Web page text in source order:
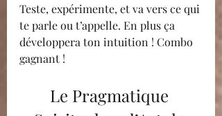
Teste, expérimente, et va vers ce qui
te parle ou t’appelle. En plus ça
développera ton intuition ! Combo
gagnant !
Le Pragmatique